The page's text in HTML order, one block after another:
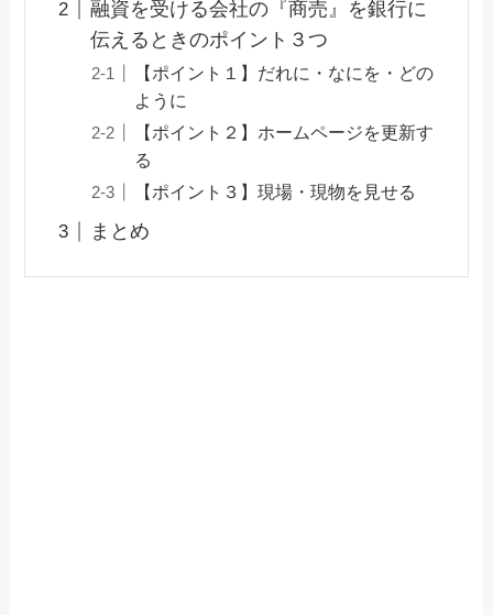
融資を受ける会社の『商売』を銀行に
伝えるときのポイント３つ
【ポイント１】だれに・なにを・どの
ように
【ポイント２】ホームページを更新す
る
【ポイント３】現場・現物を見せる
まとめ